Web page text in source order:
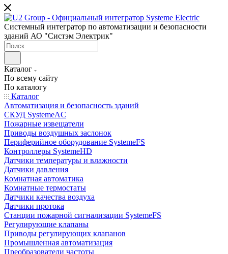
Системный интегратор по автоматизации и безопасности
зданий АО "Систэм Электрик"
Каталог
По всему сайту
По каталогу
Каталог
Автоматизация и безопасность зданий
СКУД SystemeAC
Пожарные извещатели
Приводы воздушных заслонок
Периферийное оборудование SystemeFS
Контроллеры SystemeHD
Датчики температуры и влажности
Датчики давления
Комнатная автоматика
Комнатные термостаты
Датчики качества воздуха
Датчики протока
Станции пожарной сигнализации SystemeFS
Регулирующие клапаны
Приводы регулирующих клапанов
Промышленная автоматизация
Преобразователи частоты